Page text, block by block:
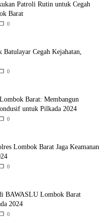
Patroli Rutin untuk Cegah
Barat
0
Cegah Kejahatan,
0
Barat: Membangun
untuk Pilkada 2024
0
Lombok Barat Jaga Keamanan
0
BAWASLU Lombok Barat
2024
0